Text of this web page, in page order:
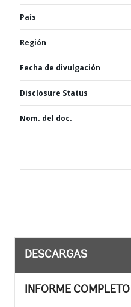
País
Región
Fecha de divulgación
Disclosure Status
Nom. del doc.
DESCARGAS
INFORME COMPLETO